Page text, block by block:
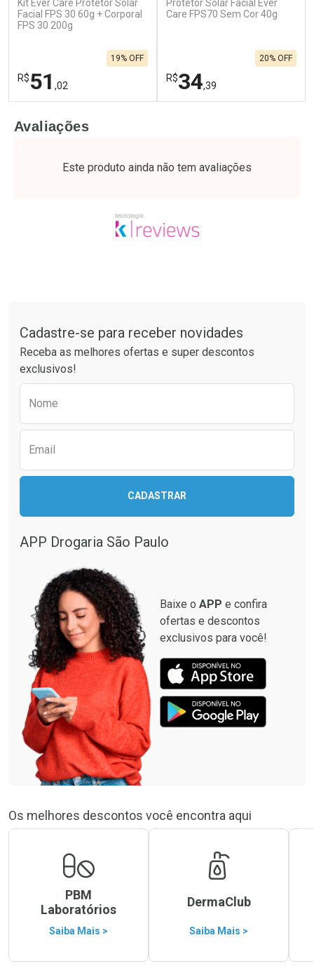
Kit Ever Care Protetor Solar
Facial FPS 30 60g + Corporal
FPS 30 200g
R$51 ,02
19% OFF
Laboratório
Ativar Desconto
Comprar sem Desconto
Por Menos
Comprar sem Desconto
Por R$ 51,02/cada
Protetor Solar Facial Ever
Care FPS70 Sem Cor 40g
R$34,39
20% OFF
Laboratório
Ativar Desconto
Comprar sem Desconto
Por Menos
Comprar sem Desconto
Avaliações
Este produto ainda não tem avaliações
Cadastre-se para receber novidades
Receba as melhores ofertas e super descontos
exclusivos!
Nome
Email
CADASTRAR
APP Drogaria São Paulo
Baixe o APP e confira
ofertas e descontos
exclusivos para você!
Os melhores descontos você encontra aqui
PBM
Laboratórios
Saiba Mais >
DermaClub
Saiba Mais >